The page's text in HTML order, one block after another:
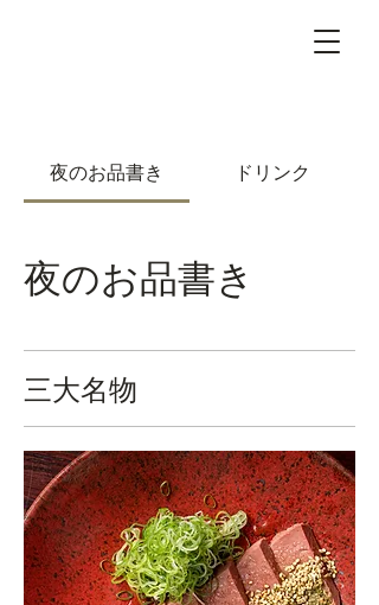
夜のお品書き ドリンク
夜のお品書き
三大名物